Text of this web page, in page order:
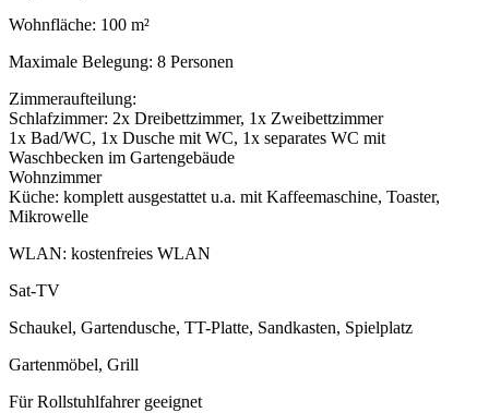
Wohnfläche: 100 m²
Maximale Belegung: 8 Personen
Zimmeraufteilung:
Schlafzimmer: 2x Dreibettzimmer, 1x Zweibettzimmer
1x Bad/WC, 1x Dusche mit WC, 1x separates WC mit
Waschbecken im Gartengebäude
Wohnzimmer
Küche: komplett ausgestattet u.a. mit Kaffeemaschine, Toaster,
Mikrowelle
WLAN: kostenfreies WLAN
Sat-TV
Schaukel, Gartendusche, TT-Platte, Sandkasten, Spielplatz
Gartenmöbel, Grill
Für Rollstuhlfahrer geeignet